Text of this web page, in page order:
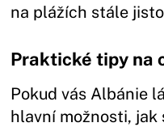
na plážích stále
Praktické tipy na
Pokud vás Albánie
hlavní možnosti, jak